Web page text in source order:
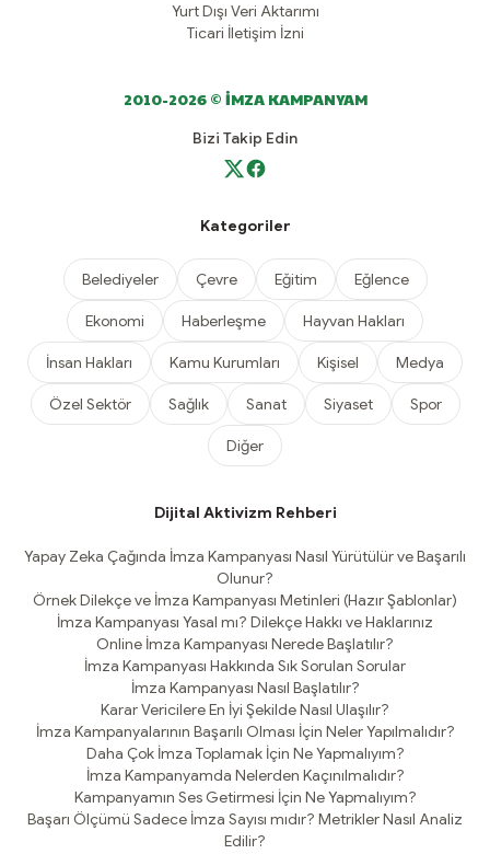
Yurt Dışı Veri Aktarımı
Ticari İletişim İzni
2010-2026 © İMZA KAMPANYAM
Bizi Takip Edin
Kategoriler
Belediyeler Çevre Eğitim Eğlence
Ekonomi Haberleşme Hayvan Hakları
İnsan Hakları Kamu Kurumları Kişisel Medya
Özel Sektör Sağlık Sanat Siyaset Spor
Diğer
Dijital Aktivizm Rehberi
Yapay Zeka Çağında İmza Kampanyası Nasıl Yürütülür ve Başarılı
Olunur?
Örnek Dilekçe ve İmza Kampanyası Metinleri (Hazır Şablonlar)
İmza Kampanyası Yasal mı? Dilekçe Hakkı ve Haklarınız
Online İmza Kampanyası Nerede Başlatılır?
İmza Kampanyası Hakkında Sık Sorulan Sorular
İmza Kampanyası Nasıl Başlatılır?
Karar Vericilere En İyi Şekilde Nasıl Ulaşılır?
İmza Kampanyalarının Başarılı Olması İçin Neler Yapılmalıdır?
Daha Çok İmza Toplamak İçin Ne Yapmalıyım?
İmza Kampanyamda Nelerden Kaçınılmalıdır?
Kampanyamın Ses Getirmesi İçin Ne Yapmalıyım?
Başarı Ölçümü Sadece İmza Sayısı mıdır? Metrikler Nasıl Analiz
Edilir?